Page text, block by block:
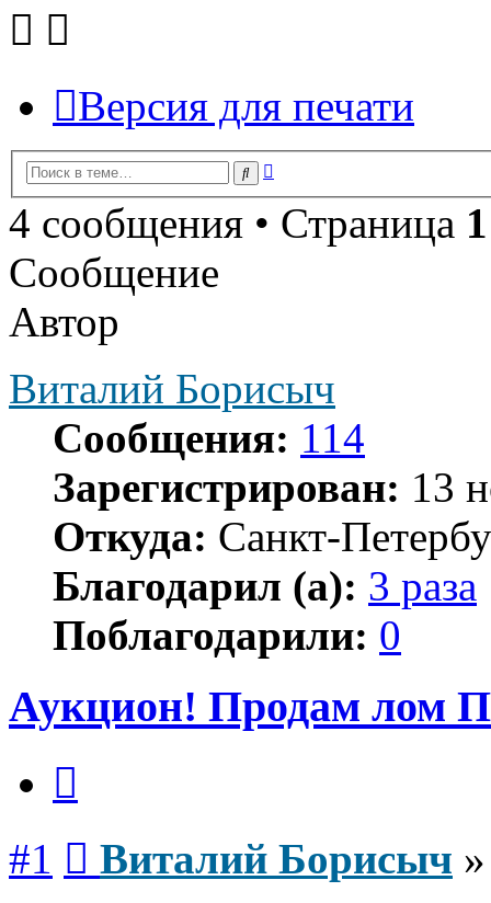
Версия для печати
Поиск
4 сообщения • Страница 1
Сообщение
Автор
Виталий Борисыч
Сообщения: 114
Зарегистрирован: 13
Откуда: Санкт-
Благодарил (а): 3 раза
Поблагодарили: 0
Аукцион! Продам лом
#1 Виталий Борисыч